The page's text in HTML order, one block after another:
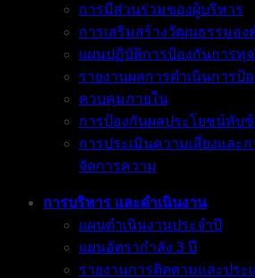
การมีส่วนร่วมของผู้บริหาร
การเสริมสร้างวัฒนธรรมอง
แผนปฏิบัติการป้องกันการทุจ
รายงานผลการดำเนินการป้
ควบคุมภายใน
การป้องกันผลประโยชน์ทับ
การประเมินความเสี่ยงและ
จัดการความ
การบริหาร และดำเนินงาน
แผนดำเนินงานประจำปี
แผนอัตรากำลัง 3 ปี
รายงานการติดตามและประ